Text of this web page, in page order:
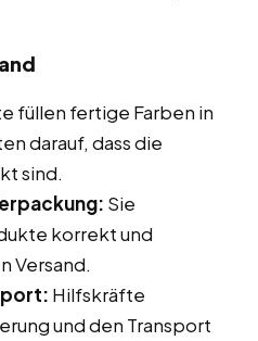
füllen fertige Farben in
darauf, dass die
sind.
Sie
korrekt und
Versand.
Hilfskräfte
und den Transport